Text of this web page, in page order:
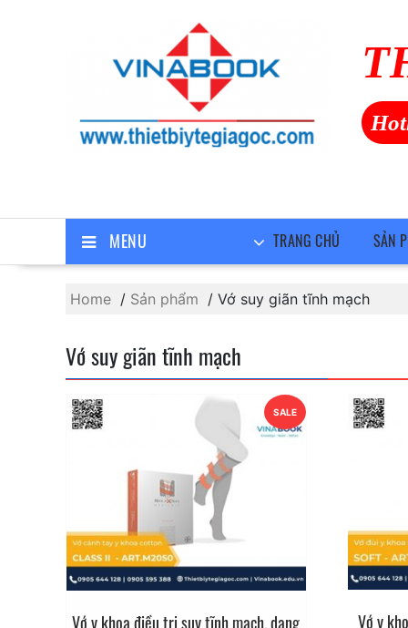
MENU TRANG CHỦ SẢN
Home Sản phẩm Vớ suy giãn tĩnh mạch
Vớ suy giãn tĩnh mạch
SALE
Vớ y khoa điều trị suy tĩnh mạch, dạng
Vớ y